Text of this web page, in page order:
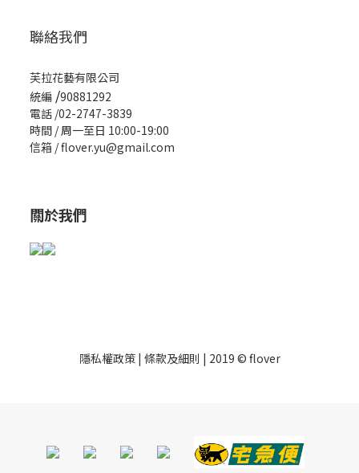
聯絡我們
芙拉花藝有限公司
統編 /90881292
電話 /02-2747-3839
時間 / 周一至日 10:00-19:00
信箱 / flover.yu@gmail.com
關於我們
隱私權政策| 條款及細則 | 2019 © flover